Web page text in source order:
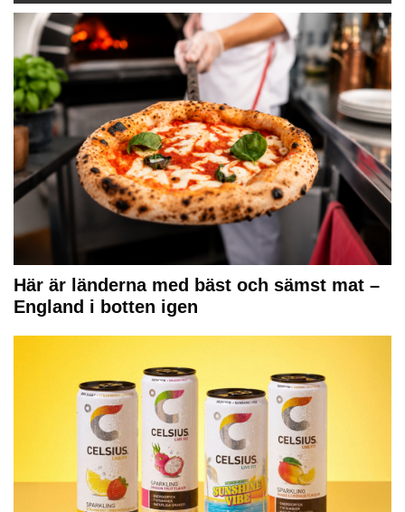
Här är länderna med bäst och sämst mat –
England i botten igen